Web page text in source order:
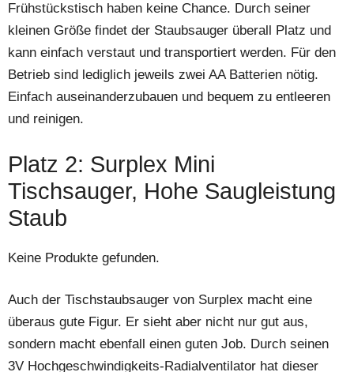
Frühstückstisch haben keine Chance. Durch seiner
kleinen Größe findet der Staubsauger überall Platz und
kann einfach verstaut und transportiert werden. Für den
Betrieb sind lediglich jeweils zwei AA Batterien nötig.
Einfach auseinanderzubauen und bequem zu entleeren
und reinigen.
Platz 2: Surplex Mini
Tischsauger, Hohe Saugleistung
Staub
Keine Produkte gefunden.
Auch der Tischstaubsauger von Surplex macht eine
überaus gute Figur. Er sieht aber nicht nur gut aus,
sondern macht ebenfall einen guten Job. Durch seinen
3V Hochgeschwindigkeits-Radialventilator hat dieser